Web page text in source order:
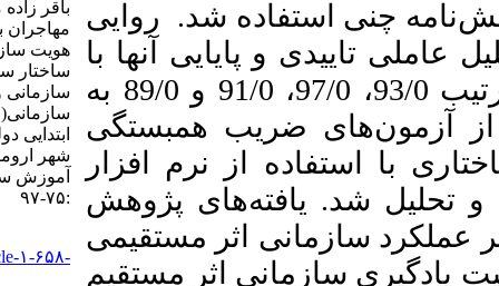
شد. روایی
و پایایی آن­ها با
استفاده از آلفای کرونباخ به ترتیب 93/0، 97/0، 91/0 و 89/0 به
ضریب همبستگی
از نرم افزار
پژوهش
اثر مستقیمی
اثر مستقیم
باقر زاده محاسفی شیرین،
مهاجران بهناز. نقش میانجی
هویت سازمانی در ارتباط با
ساختار سازمانی بر عملکرد
سازمانی و ظرفیت یادگیری
سازمانی(مورد مطالعه: معلمان
ابتدایی دولتی دخترانه ناحیه یک
شهر ارومیه). نشریه مديريت بر
آموزش سازمانها. ۱۴۰۳; ۱۳ (۱)
:۷۵-۹۷
http://journalieaa.ir/article-۱-۶۵۸-